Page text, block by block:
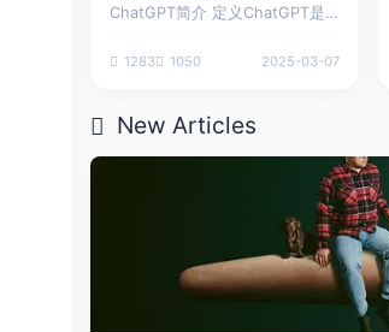
ChatGPT简介 定义ChatGPT是
言处理的人工智能对话模型，能
架构的深度学习模型。 使用大规
轮对话能力。 通过微调适应不同
应用场景。 主要功能 问答：回答
用户提出的问题，提供信息和建
1283 1050 2025-03-07
New Articles